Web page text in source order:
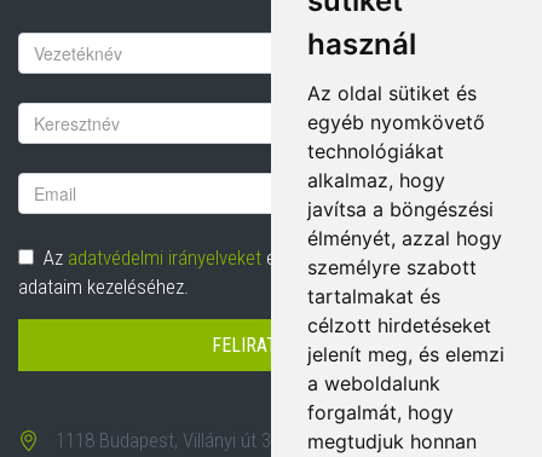
használ
Az oldal sütiket és
egyéb nyomkövető
technológiákat
alkalmaz, hogy
javítsa a böngészési
élményét, azzal hogy
személyre szabott
tartalmakat és
célzott hirdetéseket
jelenít meg, és elemzi
a weboldalunk
forgalmát, hogy
megtudjuk honnan
Keresztnév
Vezetéknév
Email
cím
Adatvédelem
Az adatvédelmi irányelveket elolvastam és hozzájárulok
adataim kezeléséhez.
FELIRATKOZÁS
1118 Budapest, Villányi út 35-43.